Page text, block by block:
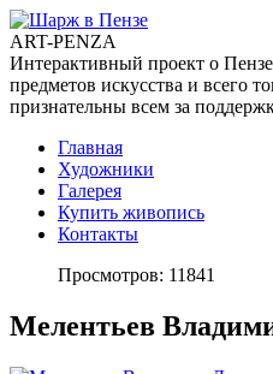
ART-PENZA
Интерактивный проект о
предметов искусства и всего
признательны всем за
Главная
Художники
Галерея
Купить живопись
Контакты
Просмотров: 11841
Мелентьев